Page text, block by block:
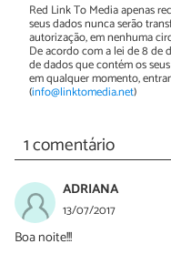
Red Link To Media apenas
seus dados nunca serão
autorização, em nenhuma
De acordo com a lei de 8 de
de dados que contém os
em qualquer momento,
(info@linktomedia.net)
1 comentário
ADRIANA
13/07/2017
Boa noite!!!